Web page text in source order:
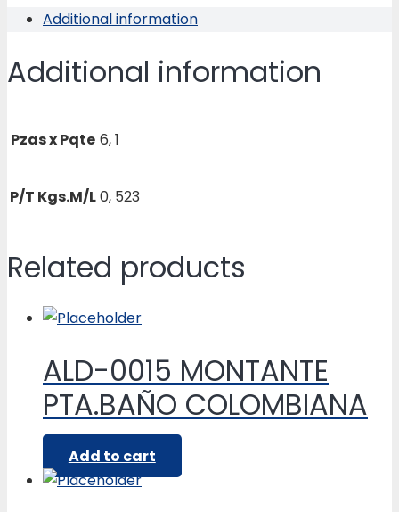
1/8
Additional information
Additional information
Pzas x Pqte 6, 1
P/T Kgs.M/L0, 523
Related products
ALD-0015 MONTANTE
PTA.BAÑO COLOMBIANA
Add to cart